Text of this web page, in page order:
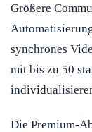
Größere
synchrones
mit bis zu 50
Die Premium-